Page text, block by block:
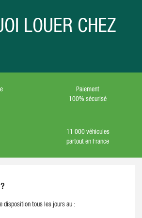
LOUER CHEZ
Paiement
100% sécurisé
11 000 véhicules
partout en France
disposition tous les jours au :